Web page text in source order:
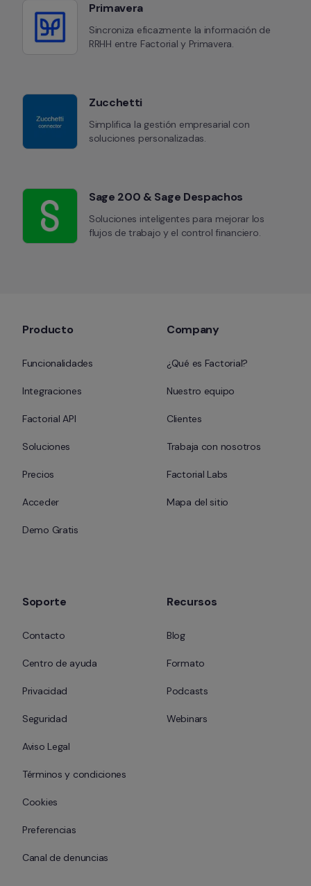
Primavera
Sincroniza eficazmente la información de
RRHH entre Factorial y Primavera.
Zucchetti
Simplifica la gestión empresarial con
soluciones personalizadas.
Sage 200 & Sage Despachos
Soluciones inteligentes para mejorar los
flujos de trabajo y el control financiero.
Producto
Funcionalidades
Integraciones
Factorial API
Soluciones
Precios
Acceder
Demo Gratis
Company
¿Qué es Factorial?
Nuestro equipo
Clientes
Trabaja con nosotros
Factorial Labs
Mapa del sitio
Soporte
Contacto
Centro de ayuda
Privacidad
Seguridad
Aviso Legal
Términos y condiciones
Cookies
Preferencias
Canal de denuncias
Recursos
Blog
Formato
Podcasts
Webinars